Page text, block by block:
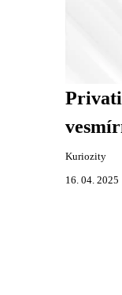
Kuriozity
16. 04. 2025